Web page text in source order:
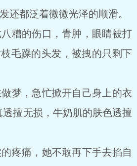
还都泛着微微光泽的顺滑。
的伤口，青肿，眼睛被打
毛躁的头发，被拽的只剩下
，急忙掀开自己身上的衣
擅无损，牛奶肌的肤色透擅
痛，她不敢再下手去掐自